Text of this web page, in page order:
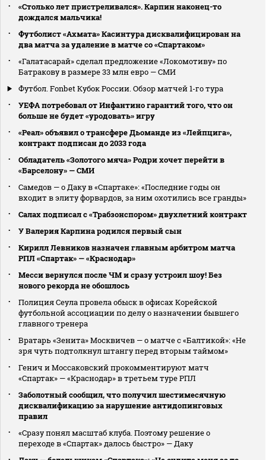
«Столько лет пристреливался». Карпин наконец-то
дождался мальчика!
Футболист «Ахмата» Касинтура дисквалифицирован на
два матча за удаление в матче со «Спартаком»
«Галатасарай» сделал предложение «Локомотиву» по
Батракову в размере 33 млн евро — СМИ
Футбол. Fonbet Кубок России. Обзор матчей 1-го тура
УЕФА потребовал от Инфантино гарантий того, что он
больше не будет «уродовать» игру
«Реал» объявил о трансфере Дьоманде из «Лейпцига»,
контракт подписан до 2033 года
Обладатель «Золотого мяча» Родри хочет перейти в
«Барселону» — СМИ
Самедов — о Даку в «Спартаке»: «Последние годы он
входит в элиту форвардов, за ним охотились все гранды»
Салах подписал с «Трабзонспором» двухлетний контракт
У Валерия Карпина родился первый сын
Кирилл Левников назначен главным арбитром матча
РПЛ «Спартак» — «Краснодар»
Месси вернулся после ЧМ и сразу устроил шоу! Без
нового рекорда не обошлось
Полиция Сеула провела обыск в офисах Корейской
футбольной ассоциации по делу о назначении бывшего
главного тренера
Вратарь «Зенита» Москвичев — о матче с «Балтикой»: «Не
зря чуть подтолкнул штангу перед вторым таймом»
Генич и Моссаковский прокомментируют матч
«Спартак» — «Краснодар» в третьем туре РПЛ
Заболотный сообщил, что получил шестимесячную
дисквалификацию за нарушение антидопинговых
правил
«Сразу понял масштаб клуба. Поэтому решение о
переходе в «Спартак» далось быстро» — Даку